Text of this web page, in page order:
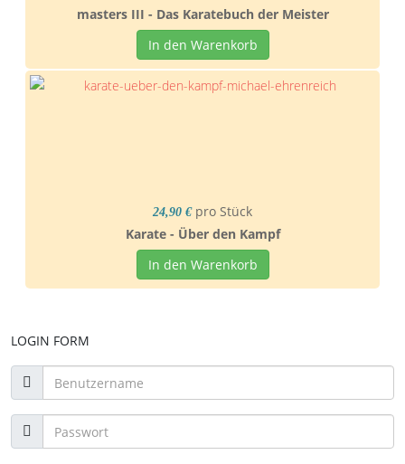
masters III - Das Karatebuch der Meister
In den Warenkorb
24,90 € pro Stück
Karate - Über den Kampf
In den Warenkorb
LOGIN FORM